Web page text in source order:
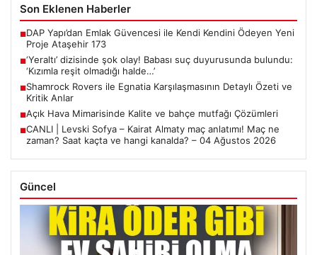
Son Eklenen Haberler
■DAP Yapı’dan Emlak Güvencesi ile Kendi Kendini Ödeyen Yeni
Proje Ataşehir 173
■‘Yeraltı’ dizisinde şok olay! Babası suç duyurusunda bulundu:
‘Kızımla reşit olmadığı halde…’
■Shamrock Rovers ile Egnatia Karşılaşmasının Detaylı Özeti ve
Kritik Anlar
■Açık Hava Mimarisinde Kalite ve bahçe mutfağı Çözümleri
■CANLI | Levski Sofya – Kairat Almaty maç anlatımı! Maç ne
zaman? Saat kaçta ve hangi kanalda? – 04 Ağustos 2026
Güncel